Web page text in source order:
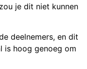
je dit niet kunnen
deelnemers, en dit
is hoog genoeg om